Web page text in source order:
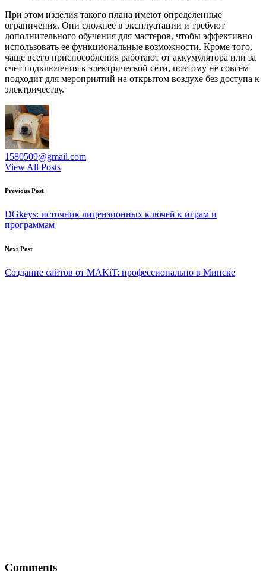
При этом изделия такого плана имеют определенные
ограничения. Они сложнее в эксплуатации и требуют
дополнительного обучения для мастеров, чтобы эффективно
использовать ее функциональные возможности. Кроме того,
чаще всего приспособления работают от аккумулятора или за
счет подключения к электрической сети, поэтому не совсем
подходит для мероприятий на открытом воздухе без доступа к
электричеству.
1580509@gmail.com
View All Posts
Post
navigation
Previous Post
DGkeys: источник лицензионных ключей к играм и
программам
Next Post
Создание сайтов от MAKiT: профессионально в Минске
Comments